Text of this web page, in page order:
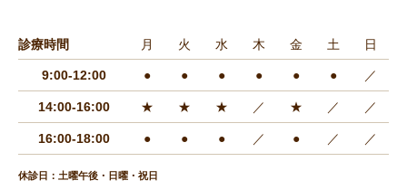
診療時間 月 火 水 木 金 土 日
9:00-12:00 ● ● ● ● ● ● ／
14:00-16:00 ★ ★ ★ ／ ★ ／ ／
16:00-18:00 ● ● ● ／ ● ／ ／
休診日：土曜午後・日曜・祝日